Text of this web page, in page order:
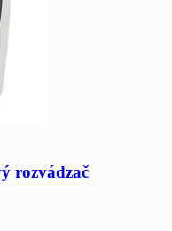
rozvádzač